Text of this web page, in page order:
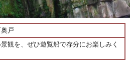
戸
観を、ぜひ遊覧船で存分にお楽しみく